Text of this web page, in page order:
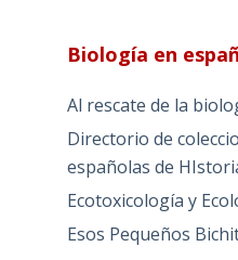
Biología en
Al rescate de la
Directorio de
españolas de
Ecotoxicología y
Esos Pequeños